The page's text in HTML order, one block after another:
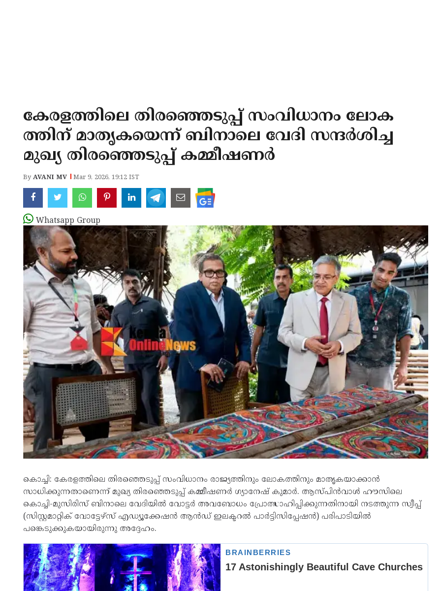
കേരളത്തിലെ തിരഞ്ഞെടുപ്പ് സംവിധാനം ലോക
ത്തിന് മാതൃകയെന്ന് ബിനാലെ വേദി സന്ദർശിച്ച
മുഖ്യ തിരഞ്ഞെടുപ്പ് കമ്മീഷണർ
ByAVANI MV Mar 9, 2026, 19:12 IST
Whatsapp Group
കൊച്ചി: കേരളത്തിലെ തിരഞ്ഞെടുപ്പ് സംവിധാനം രാജ്യത്തിനും ലോകത്തിനും മാതൃകയാക്കാൻ
സാധിക്കുന്നതാണെന്ന് മുഖ്യ തിരഞ്ഞെടുപ്പ് കമ്മീഷണർ ഗ്യാനേഷ് കുമാർ. ആസ്പിൻവാൾ ഹൗസിലെ
കൊച്ചി-മുസിരിസ് ബിനാലെ വേദിയിൽ വോട്ടർ അവബോധം പ്രോത്സാഹിപ്പിക്കുന്നതിനായി നടത്തുന്ന സ്വീപ്പ്
(സിസ്റ്റമാറ്റിക് വോട്ടേഴ്‌സ് എഡ്യൂക്കേഷൻ ആൻഡ് ഇലക്ടറൽ പാർട്ടിസിപ്പേഷൻ) പരിപാടിയിൽ
പങ്കെടുക്കുകയായിരുന്നു അദ്ദേഹം.